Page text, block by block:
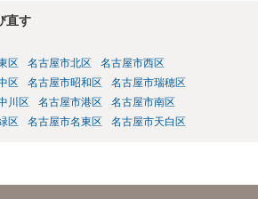
直す
区 名古屋市北区
名古屋市西区
区 名古屋市昭和区
名古屋市瑞穂区
川区 名古屋市港区
名古屋市南区
区 名古屋市名東区 名古屋市天白区